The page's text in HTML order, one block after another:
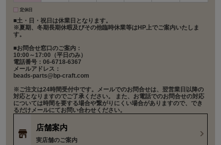
定休日
■土・日・祝日は休業日となります。
※夏期、冬期長期休暇及びその他臨時休業等はHP上でご案内いたしま
す。
■お問合せ窓口のご案内：
10:00～17:00（平日のみ）
電話番号：06-6718-6367
メールアドレス：
beads-parts@bp-craft.com
※ご注文は24時間受付中です。メールでのお問合せは、翌営業日以降の
対応となりますのでご了承ください。 また、お電話でのお問合せの対応
については時間を要する場合や繋がりにくい場合がありますので、でき
るだけメールにてお問い合わせください。
店舗案内
実店舗のご案内